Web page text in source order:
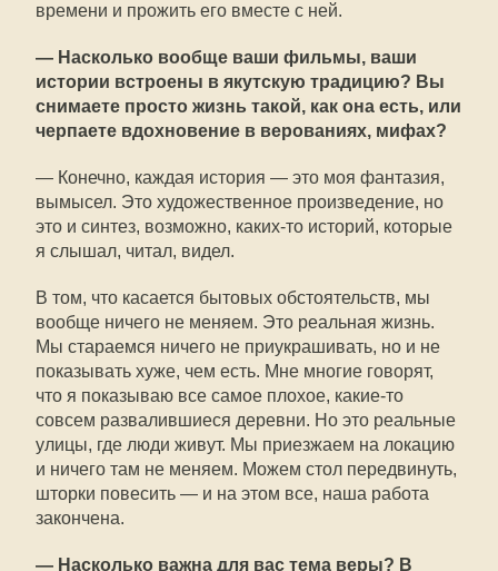
времени и прожить его вместе с ней.
— Насколько вообще ваши фильмы, ваши
истории встроены в якутскую традицию? Вы
снимаете просто жизнь такой, как она есть, или
черпаете вдохновение в верованиях, мифах?
— Конечно, каждая история — это моя фантазия,
вымысел. Это художественное произведение, но
это и синтез, возможно, каких-то историй, которые
я слышал, читал, видел.
В том, что касается бытовых обстоятельств, мы
вообще ничего не меняем. Это реальная жизнь.
Мы стараемся ничего не приукрашивать, но и не
показывать хуже, чем есть. Мне многие говорят,
что я показываю все самое плохое, какие-то
совсем развалившиеся деревни. Но это реальные
улицы, где люди живут. Мы приезжаем на локацию
и ничего там не меняем. Можем стол передвинуть,
шторки повесить — и на этом все, наша работа
закончена.
— Насколько важна для вас тема веры? В